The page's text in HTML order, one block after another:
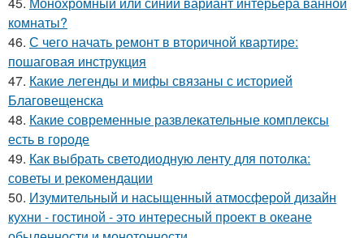
комнаты?
46. С чего начать ремонт в вторичной квартире:
пошаговая инструкция
47. Какие легенды и мифы связаны с историей
Благовещенска
48. Какие современные развлекательные комплексы
есть в городе
49. Как выбрать светодиодную ленту для потолка:
советы и рекомендации
50. Изумительный и насыщенный атмосферой дизайн
кухни - гостиной - это интересный проект в океане